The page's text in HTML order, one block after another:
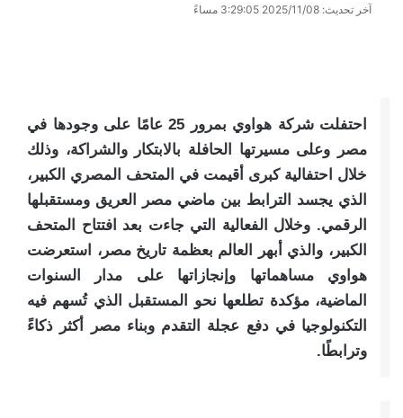
آخر تحديث: 2025/11/08 3:29:05 مساءً
احتفلت شركة هواوي بمرور 25 عامًا على وجودها في
مصر وعلى مسيرتها الحافلة بالابتكار والشراكة، وذلك
خلال احتفالية كبرى أقيمت في المتحف المصري الكبير،
الذي يجسد الترابط بين ماضي مصر العريق ومستقبلها
الرقمي. وخلال الفعالية التي جاءت بعد افتتاح المتحف
الكبير، والذي أبهر العالم بعظمة تاريخ مصر، استعرضت
هواوي مساهماتها وإنجازاتها على مدار السنوات
الماضية، مؤكدة تطلعها نحو المستقبل الذي تُسهم فيه
التكنولوجيا في دفع عجلة التقدم وبناء مصر أكثر ذكاءً
وترابطًا.